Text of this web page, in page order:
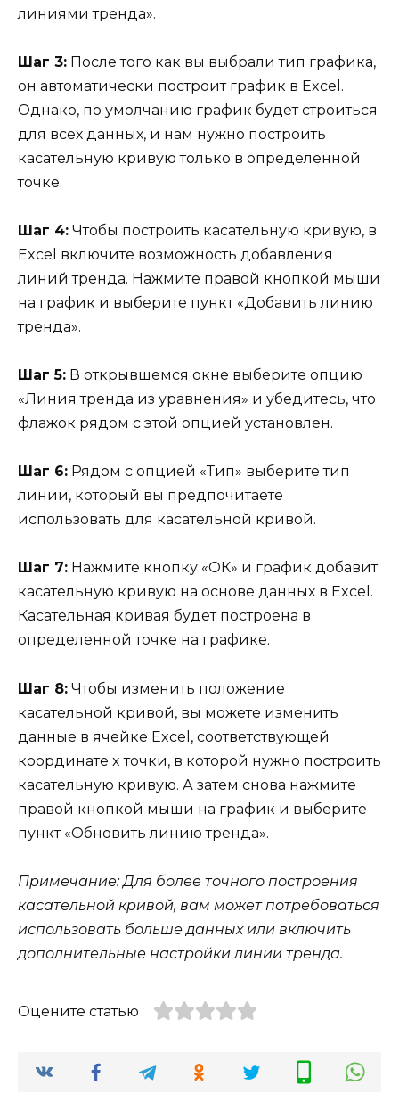
линиями тренда».
Шаг 3: После того как вы выбрали тип графика,
он автоматически построит график в Excel.
Однако, по умолчанию график будет строиться
для всех данных, и нам нужно построить
касательную кривую только в определенной
точке.
Шаг 4: Чтобы построить касательную кривую, в
Excel включите возможность добавления
линий тренда. Нажмите правой кнопкой мыши
на график и выберите пункт «Добавить линию
тренда».
Шаг 5: В открывшемся окне выберите опцию
«Линия тренда из уравнения» и убедитесь, что
флажок рядом с этой опцией установлен.
Шаг 6: Рядом с опцией «Тип» выберите тип
линии, который вы предпочитаете
использовать для касательной кривой.
Шаг 7: Нажмите кнопку «ОК» и график добавит
касательную кривую на основе данных в Excel.
Касательная кривая будет построена в
определенной точке на графике.
Шаг 8: Чтобы изменить положение
касательной кривой, вы можете изменить
данные в ячейке Excel, соответствующей
координате x точки, в которой нужно построить
касательную кривую. А затем снова нажмите
правой кнопкой мыши на график и выберите
пункт «Обновить линию тренда».
Примечание: Для более точного построения
касательной кривой, вам может потребоваться
использовать больше данных или включить
дополнительные настройки линии тренда.
Оцените статью